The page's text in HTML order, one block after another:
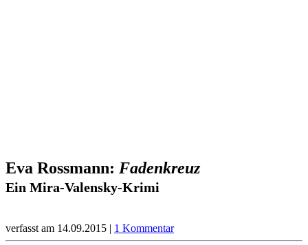
Eva Rossmann: Fadenkreuz
Ein Mira-Valensky-Krimi
verfasst am 14.09.2015 | 1 Kommentar